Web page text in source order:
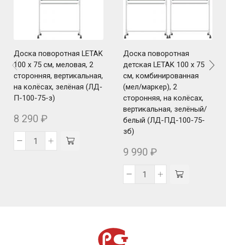
Доска поворотная LETAK
100 x 75 см, меловая, 2
сторонняя, вертикальная,
на колёсах, зелёная (ЛД-
П-100-75-з)
8 290 ₽
Доска поворотная
детская LETAK 100 x 75
см, комбинированная
(мел/маркер), 2
сторонняя, на колёсах,
вертикальная, зелёный/
белый (ЛД-ПД-100-75-
зб)
9 990 ₽